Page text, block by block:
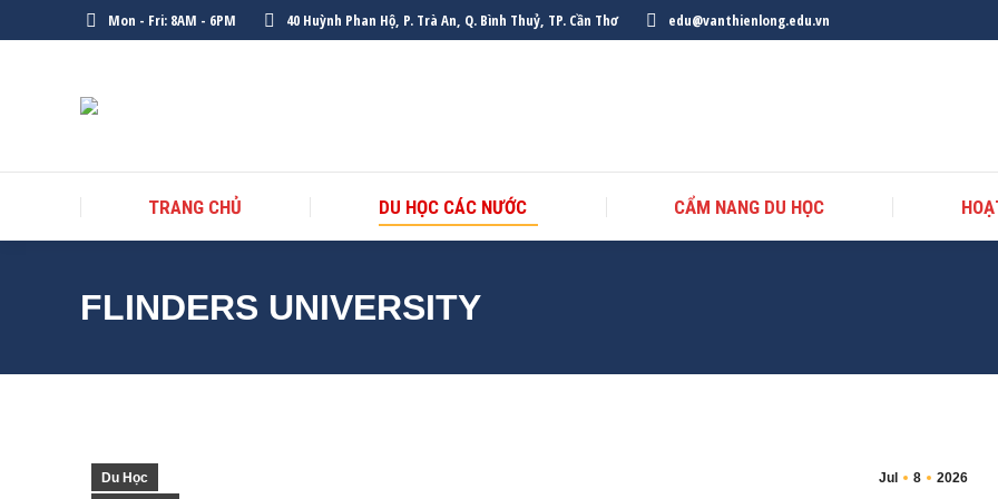
Mon - Fri: 8AM - 6PM 40 Huỳnh Phan Hộ, P. Trà An, Q. Bình Thuỷ, TP. Cần Thơ edu@vanthienlong.edu.vn
TRANG CHỦ DU HỌC CÁC NƯỚC CẨM NANG DU HỌC
FLINDERS UNIVERSITY
Jul 8 2026
Du Học